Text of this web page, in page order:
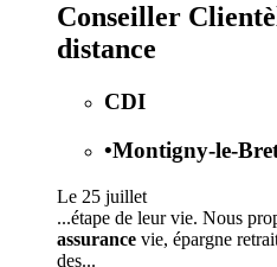
Conseiller
distance
CDI
•Montigny-le-
Le 25 juillet
...étape de leur vie. Nous
assurance vie, épargne
des...